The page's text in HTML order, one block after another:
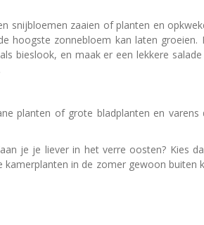
snijbloemen zaaien of planten en
hoogste zonnebloem kan laten groeien.
bieslook, en maak er een lekkere
planten of grote bladplanten en varens
je je liever in het verre oosten? Kies
in de zomer gewoon buiten